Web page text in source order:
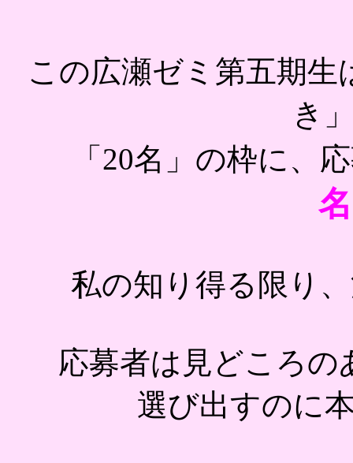
この広瀬ゼミ第五期
き
「20名」の枠に、
名
私の知り得る限り
応募者は見どころ
選び出すのに